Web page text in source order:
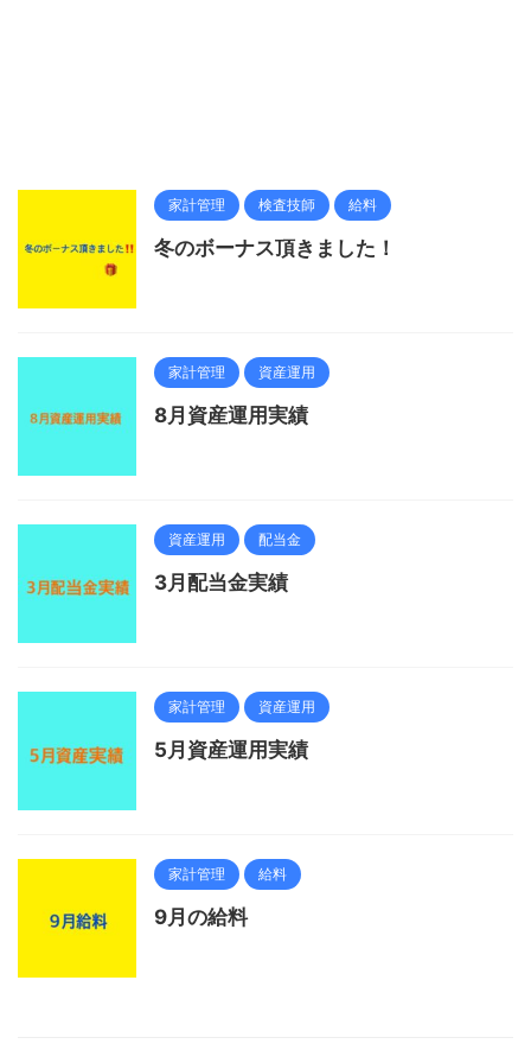
家計管理 検査技師 給料
冬のボーナス頂きました！
家計管理 資産運用
8月資産運用実績
資産運用 配当金
3月配当金実績
家計管理 資産運用
5月資産運用実績
家計管理 給料
9月の給料